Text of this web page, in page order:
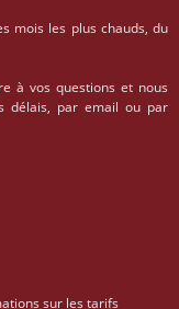
mois les plus chauds, du
à vos questions et nous
délais, par email ou par
sur les tarifs